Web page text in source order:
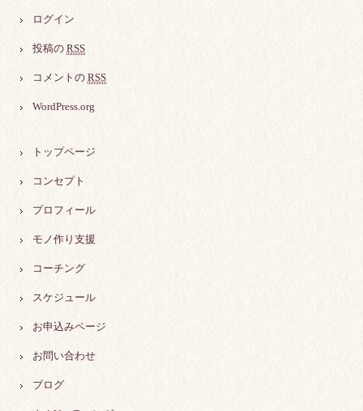
ログイン
投稿の RSS
コメントの RSS
WordPress.org
トップページ
コンセプト
プロフィール
モノ作り支援
コーチング
スケジュール
お申込みページ
お問い合わせ
ブログ